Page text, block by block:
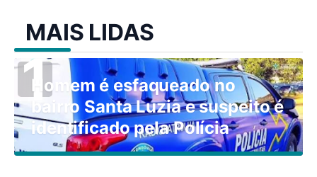
MAIS LIDAS
Homem é esfaqueado no
bairro Santa Luzia e suspeito é
identificado pela Polícia